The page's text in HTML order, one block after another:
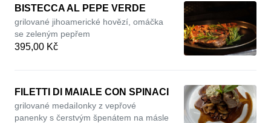
BISTECCA AL PEPE VERDE
grilované jihoamerické hovězí, omáčka
se zeleným pepřem
395,00 Kč
FILETTI DI MAIALE CON SPINACI
grilované medaiIonky z vepřové
panenky s čerstvým špenátem na másle